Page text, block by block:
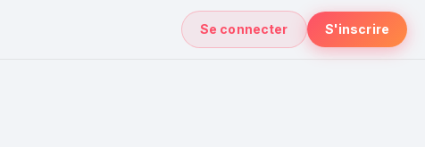
Se connecter S'inscrire